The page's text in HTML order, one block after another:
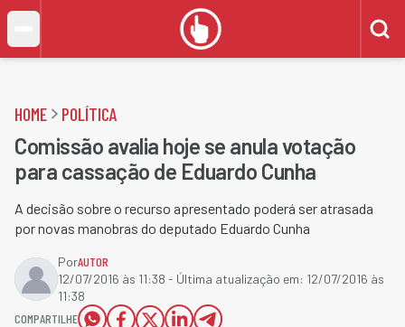
HOME POLÍTICA
Comissão avalia hoje se anula votação
para cassação de Eduardo Cunha
A decisão sobre o recurso apresentado poderá ser atrasada
por novas manobras do deputado Eduardo Cunha
PorAUTOR
12/07/2016 às 11:38 - Última atualização em: 12/07/2016 às
11:38
COMPARTILHE